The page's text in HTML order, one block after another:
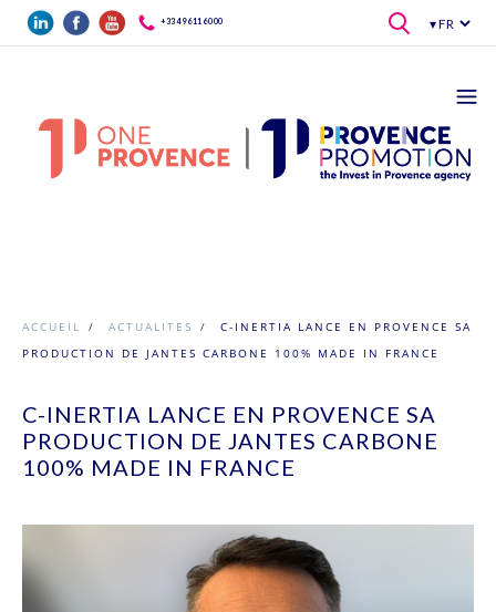
Aller au contenu principal
+33 4 96 11 60 00
ACCUEIL / ACTUALITES /
C-INERTIA LANCE EN PROVENCE SA
PRODUCTION DE JANTES CARBONE 100% MADE IN FRANCE
C-INERTIA LANCE EN PROVENCE SA
PRODUCTION DE JANTES CARBONE
100% MADE IN FRANCE